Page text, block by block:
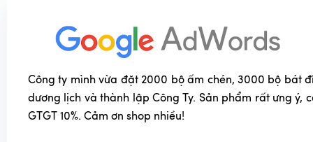
Công ty mình vừa đặt 2000 bộ ấm chén, 3000 bộ bát
dương lịch và thành lập Công Ty. Sản phẩm rất ưng ý,
GTGT 10%. Cảm ơn shop nhiều!